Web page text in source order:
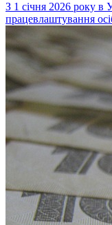
З 1 січня 2026 року в
працевлаштування